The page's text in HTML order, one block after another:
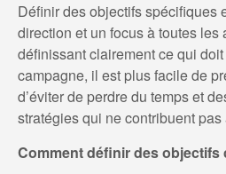
Définir des objectifs spécifiques
direction et un focus à toutes les
définissant clairement ce qui
campagne, il est plus facile de
d’éviter de perdre du temps et
stratégies qui ne contribuent
Comment définir des objectifs